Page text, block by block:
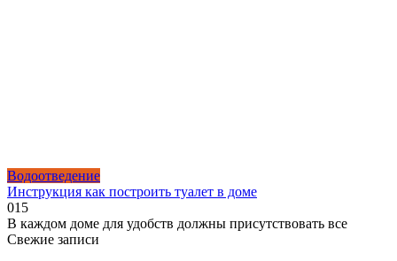
Водоотведение
Инструкция как построить туалет в доме
015
В каждом доме для удобств должны присутствовать все
Свежие записи